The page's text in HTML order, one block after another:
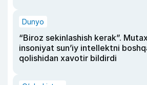
Dunyo
“Biroz sekinlashish kerak”.
insoniyat sun’iy intellektni
qolishidan xavotir bildirdi